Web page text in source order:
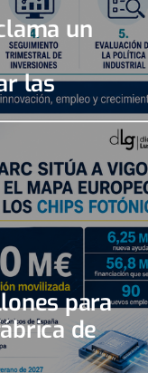
un
las
para
de